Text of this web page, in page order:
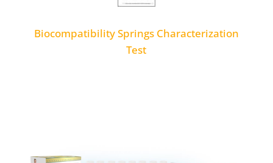
Biocompatibility Springs Characterization
Test